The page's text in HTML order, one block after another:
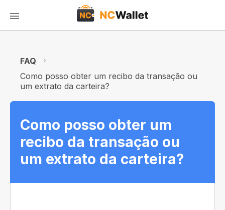
FAQ
Como posso obter um recibo da transação ou
um extrato da carteira?
Como posso obter um
recibo da transação ou
um extrato da carteira?